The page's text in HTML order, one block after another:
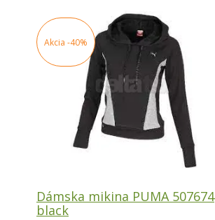
Akcia -40%
Dámska mikina PUMA 507674
black